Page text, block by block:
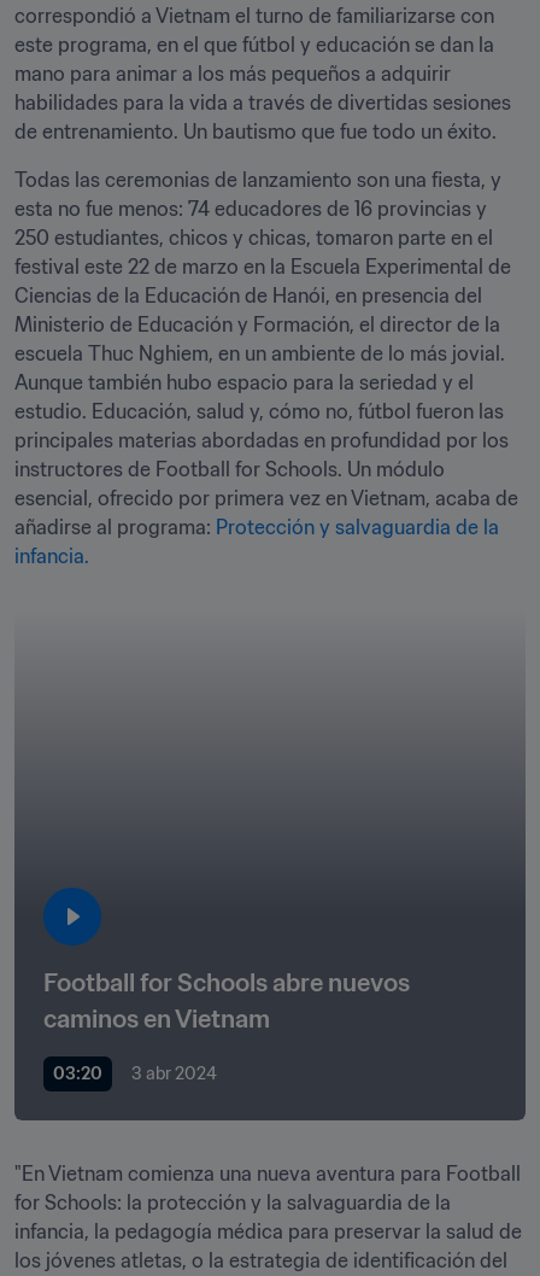
correspondió a Vietnam el turno de familiarizarse con
este programa, en el que fútbol y educación se dan la
mano para animar a los más pequeños a adquirir
habilidades para la vida a través de divertidas sesiones
de entrenamiento. Un bautismo que fue todo un éxito.
Todas las ceremonias de lanzamiento son una fiesta, y
esta no fue menos: 74 educadores de 16 provincias y
250 estudiantes, chicos y chicas, tomaron parte en el
festival este 22 de marzo en la Escuela Experimental de
Ciencias de la Educación de Hanói, en presencia del
Ministerio de Educación y Formación, el director de la
escuela Thuc Nghiem, en un ambiente de lo más jovial.
Aunque también hubo espacio para la seriedad y el
estudio. Educación, salud y, cómo no, fútbol fueron las
principales materias abordadas en profundidad por los
instructores de Football for Schools. Un módulo
esencial, ofrecido por primera vez en Vietnam, acaba de
añadirse al programa: Protección y salvaguardia de la
infancia.
Football for Schools abre nuevos
caminos en Vietnam
03:20 3 abr 2024
"En Vietnam comienza una nueva aventura para Football
for Schools: la protección y la salvaguardia de la
infancia, la pedagogía médica para preservar la salud de
los jóvenes atletas, o la estrategia de identificación del